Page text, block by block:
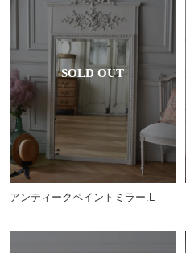
アンティークペイントミラー.L